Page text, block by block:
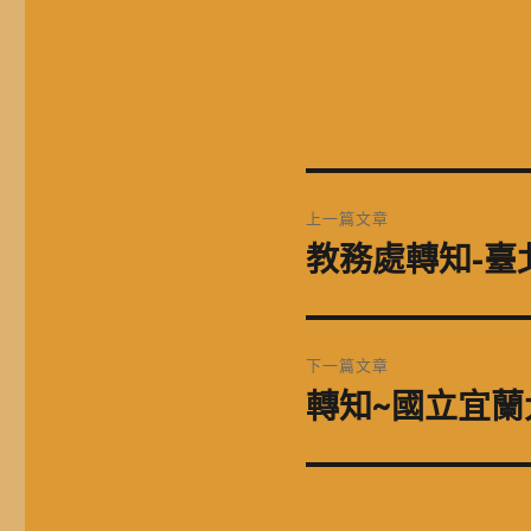
章
上一篇文章
上
篇
文
章:
教務處轉知-臺
下一篇文章
下
篇
轉知~國立宜